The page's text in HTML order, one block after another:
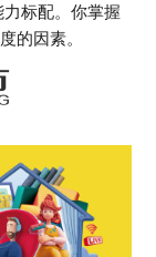
标配。你掌握
的因素。